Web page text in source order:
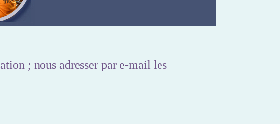
; nous adresser par e-mail les